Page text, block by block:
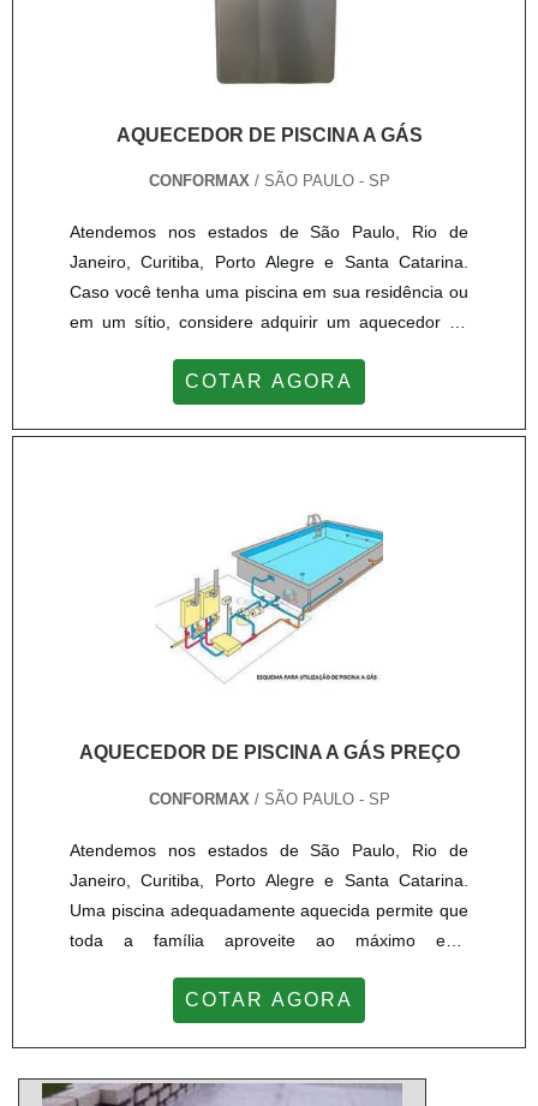
AQUECEDOR DE PISCINA A GÁS
CONFORMAX / SÃO PAULO - SP
Atendemos nos estados de São Paulo, Rio de
Janeiro, Curitiba, Porto Alegre e Santa Catarina.
Caso você tenha uma piscina em sua residência ou
em um sítio, considere adquirir um aquecedor de
tipo de aquecedor pode ser utilizado em piscinas de
Basicamente, um aquecedor de piscina a gás tem
COTAR AGORA
AQUECEDOR DE PISCINA A GÁS PREÇO
CONFORMAX / SÃO PAULO - SP
Atendemos nos estados de São Paulo, Rio de
Janeiro, Curitiba, Porto Alegre e Santa Catarina.
Uma piscina adequadamente aquecida permite que
toda a família aproveite ao máximo este
aquecedor de piscina a gás preço e qualidade pode
aquecedores econômicos, que permitem atividade
COTAR AGORA